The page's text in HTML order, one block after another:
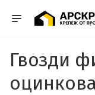
Гвозди